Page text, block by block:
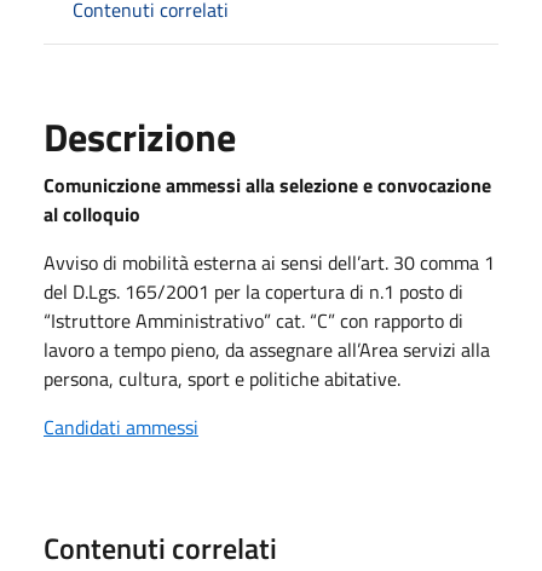
Contenuti correlati
Descrizione
Comuniczione ammessi alla selezione e convocazione
al colloquio
Avviso di mobilità esterna ai sensi dell’art. 30 comma 1
del D.Lgs. 165/2001 per la copertura di n.1 posto di
“Istruttore Amministrativo” cat. “C” con rapporto di
lavoro a tempo pieno, da assegnare all’Area servizi alla
persona, cultura, sport e politiche abitative.
Candidati ammessi
Contenuti correlati